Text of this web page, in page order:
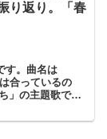
り返り。「春
す。曲名は
合っているの
」の主題歌であ